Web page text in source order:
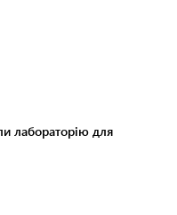
лабораторію для